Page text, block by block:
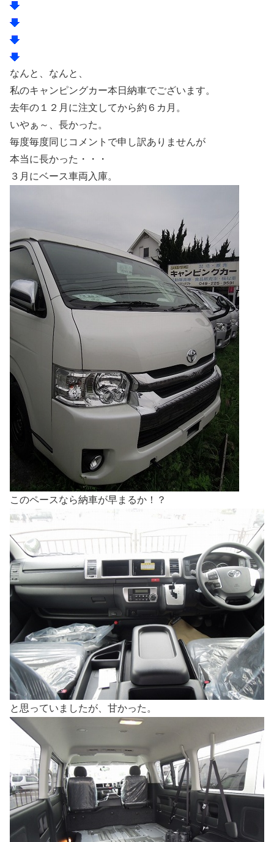
なんと、なんと、
私のキャンピングカー本日納車でございます。
去年の１２月に注文してから約６カ月。
いやぁ～、長かった。
毎度毎度同じコメントで申し訳ありませんが
本当に長かった・・・
３月にベース車両入庫。
このペースなら納車が早まるか！？
と思っていましたが、甘かった。